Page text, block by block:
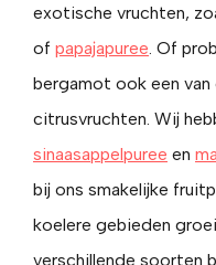
exotische vruchten,
of papajapuree . Of
bergamot ook een
citrusvruchten. Wij
sinaasappelpuree en
bij ons smakelijke
koelere gebieden
verschillende soorten